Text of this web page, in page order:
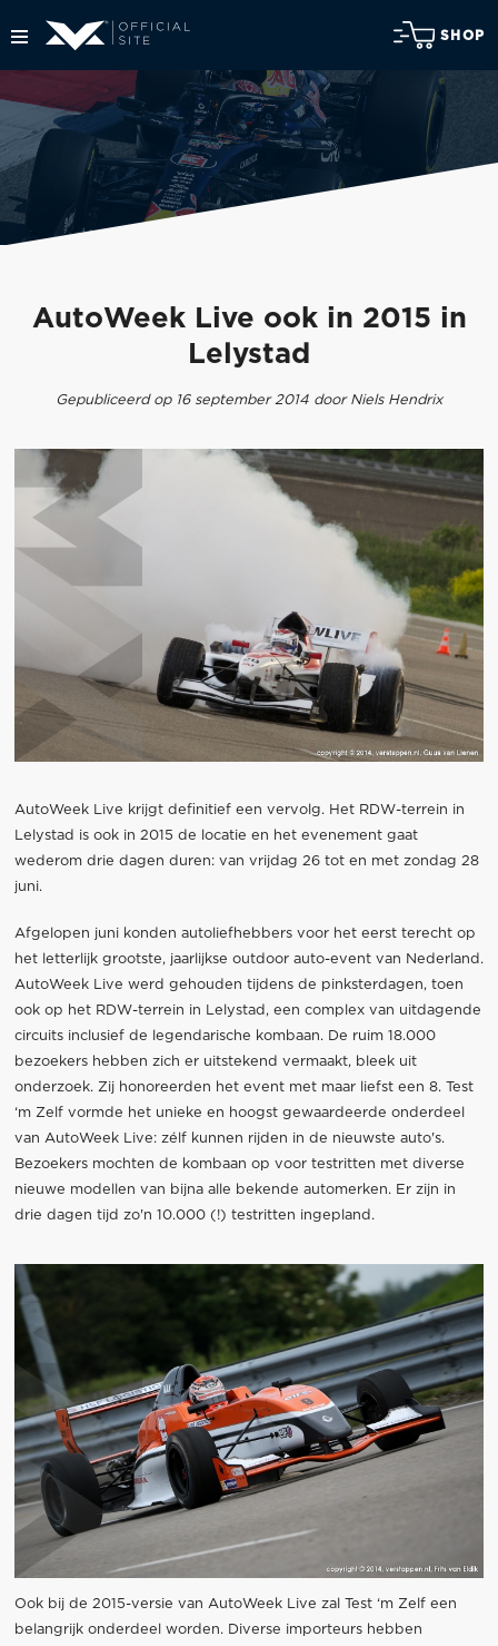
SHOP
AutoWeek Live ook in 2015 in
Lelystad
Gepubliceerd op 16 september 2014 door Niels Hendrix
AutoWeek Live krijgt definitief een vervolg. Het RDW-terrein in
Lelystad is ook in 2015 de locatie en het evenement gaat
wederom drie dagen duren: van vrijdag 26 tot en met zondag 28
juni.
Afgelopen juni konden autoliefhebbers voor het eerst terecht op
het letterlijk grootste, jaarlijkse outdoor auto-event van Nederland.
AutoWeek Live werd gehouden tijdens de pinksterdagen, toen
ook op het RDW-terrein in Lelystad, een complex van uitdagende
circuits inclusief de legendarische kombaan. De ruim 18.000
bezoekers hebben zich er uitstekend vermaakt, bleek uit
onderzoek. Zij honoreerden het event met maar liefst een 8. Test
‘m Zelf vormde het unieke en hoogst gewaardeerde onderdeel
van AutoWeek Live: zélf kunnen rijden in de nieuwste auto's.
Bezoekers mochten de kombaan op voor testritten met diverse
nieuwe modellen van bijna alle bekende automerken. Er zijn in
drie dagen tijd zo'n 10.000 (!) testritten ingepland.
Ook bij de 2015-versie van AutoWeek Live zal Test ‘m Zelf een
belangrijk onderdeel worden. Diverse importeurs hebben